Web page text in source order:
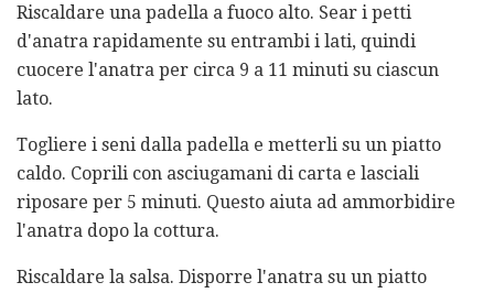
Riscaldare una padella a fuoco alto. Sear i petti
d'anatra rapidamente su entrambi i lati, quindi
cuocere l'anatra per circa 9 a 11 minuti su ciascun
lato.
Togliere i seni dalla padella e metterli su un piatto
caldo. Coprili con asciugamani di carta e lasciali
riposare per 5 minuti. Questo aiuta ad ammorbidire
l'anatra dopo la cottura.
Riscaldare la salsa. Disporre l'anatra su un piatto